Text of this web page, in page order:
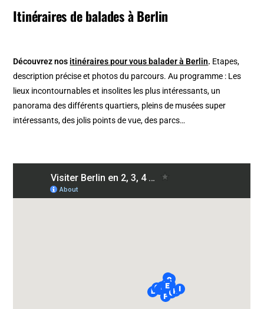
Itinéraires de balades à Berlin
Découvrez nos itinéraires pour vous balader à Berlin. Etapes,
description précise et photos du parcours. Au programme : Les
lieux incontournables et insolites les plus intéressants, un
panorama des différents quartiers, pleins de musées super
intéressants, des jolis points de vue, des parcs…